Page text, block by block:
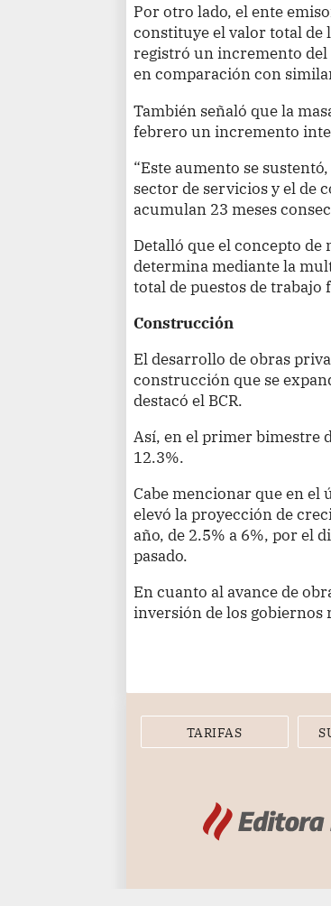
Por otro lado, el ente
constituye el valor total de
registró un incremento del
en comparación con
También señaló que la
febrero un incremento
“Este aumento se
sector de servicios y el de
acumulan 23 meses
Detalló que el concepto de
determina mediante la
total de puestos de trabajo
Construcción
El desarrollo de obras
construcción que se
destacó el BCR.
Así, en el primer bimestre
12.3%.
Cabe mencionar que en el
elevó la proyección de
año, de 2.5% a 6%, por el
pasado.
En cuanto al avance de
inversión de los gobiernos
TARIFAS